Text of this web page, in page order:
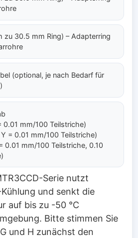
zu 30.5 mm Ring) – Adapterring
(optional, je nach Bedarf für
0.01 mm/100 Teilstriche)
= 0.01 mm/100 Teilstriche)
0.01 mm/100 Teilstriche, 0.10
Serie nutzt
und senkt die
auf bis zu -50 °C
Bitte stimmen Sie
und H zunächst den